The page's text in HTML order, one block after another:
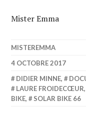
Mister Emma
MISTEREMMA
4 OCTOBRE 2017
DIDIER MINNE,
LAURE FROIDECŒUR
BIKE, SOLAR BIKE 66